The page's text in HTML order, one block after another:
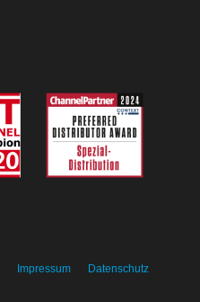
Impressum Datenschutz